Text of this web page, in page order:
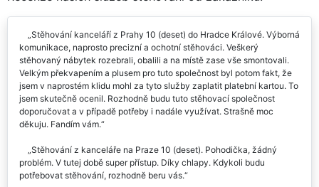
Stěhování kanceláří z Prahy 10 (deset) do Hradce Králové. Výborná
komunikace, naprosto precizní a ochotní stěhováci. Veškerý
stěhovaný nábytek rozebrali, obalili a na místě zase vše smontovali.
Velkým překvapením a plusem pro tuto společnost byl potom fakt, že
jsem v naprostém klidu mohl za tyto služby zaplatit platební kartou. To
jsem skutečně ocenil. Rozhodně budu tuto stěhovací společnost
doporučovat a v případě potřeby i nadále využívat. Strašně moc
děkuju. Fandím vám.
Stěhování z kanceláře na Praze 10 (deset). Pohodička, žádný
problém. V tutej době super přístup. Díky chlapy. Kdykoli budu
potřebovat stěhování, rozhodně beru vás.